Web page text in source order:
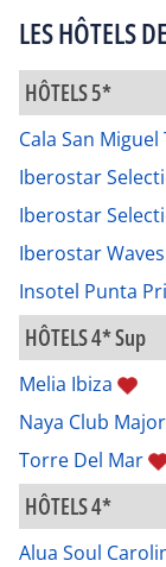
LES HÔTELS
HÔTELS 5*
Cala San Miguel
Iberostar
Iberostar
Iberostar
Insotel Punta
HÔTELS 4* Sup
Melia Ibiza
Naya Club
Torre Del Mar
HÔTELS 4*
Alua Soul